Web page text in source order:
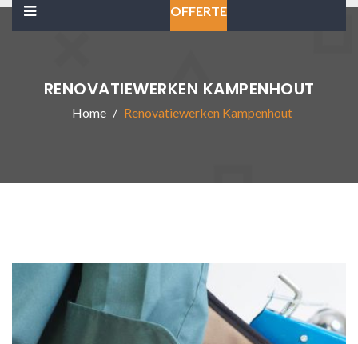
OFFERTE
RENOVATIEWERKEN KAMPENHOUT
Home Renovatiewerken Kampenhout